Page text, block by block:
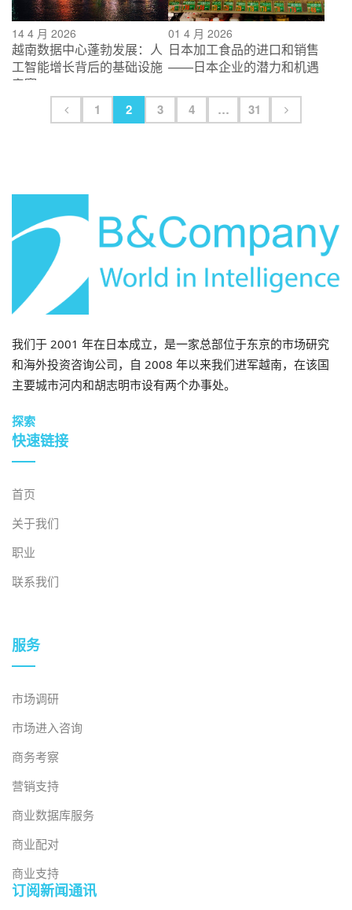
14 4 月 2026
越南数据中心蓬勃发展：人
工智能增长背后的基础设施
竞赛
01 4 月 2026
日本加工食品的进口和销售
——日本企业的潜力和机遇
1 2 3 4 … 31
我们于 2001 年在日本成立，是一家总部位于东京的市场研究
和海外投资咨询公司，自 2008 年以来我们进军越南，在该国
主要城市河内和胡志明市设有两个办事处。
探索
快速链接
首页
关于我们
职业
联系我们
服务
市场调研
市场进入咨询
商务考察
营销支持
商业数据库服务
商业配对
商业支持
订阅新闻通讯